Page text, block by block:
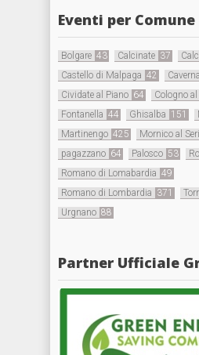
Eventi per Comune
Bolgare 43 Calcinate 37
Castello di Malpaga 42
Cividate al Piano 64 Cologno al
Fontanella 44 Ghisalba 151
Martinengo 425 Mornico al
pagazzano 64 Palosco 53
Romano di Lomabardia 49
Romano di Lombardia 371
Urgnano 88
Partner Ufficiale